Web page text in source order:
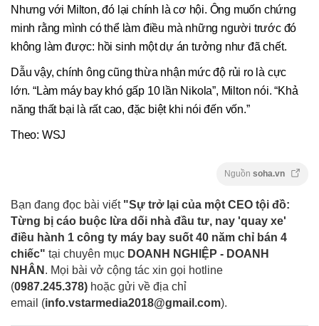
Nhưng với Milton, đó lại chính là cơ hội. Ông muốn chứng
minh rằng mình có thể làm điều mà những người trước đó
không làm được: hồi sinh một dự án tưởng như đã chết.
Dẫu vậy, chính ông cũng thừa nhận mức độ rủi ro là cực
lớn. “Làm máy bay khó gấp 10 lần Nikola”, Milton nói. “Khả
năng thất bại là rất cao, đặc biệt khi nói đến vốn.”
Theo: WSJ
Nguồn soha.vn
Bạn đang đọc bài viết "Sự trở lại của một CEO tội đồ:
Từng bị cáo buộc lừa dối nhà đầu tư, nay 'quay xe'
điều hành 1 công ty máy bay suốt 40 năm chỉ bán 4
chiếc" tại chuyên mục DOANH NGHIỆP - DOANH
NHÂN . Mọi bài vở cộng tác xin gọi hotline
(0987.245.378) hoặc gửi về địa chỉ
email (info.vstarmedia2018@gmail.com).